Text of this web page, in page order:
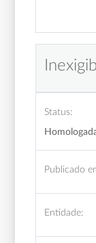
Status:
Publicado
Entidade: